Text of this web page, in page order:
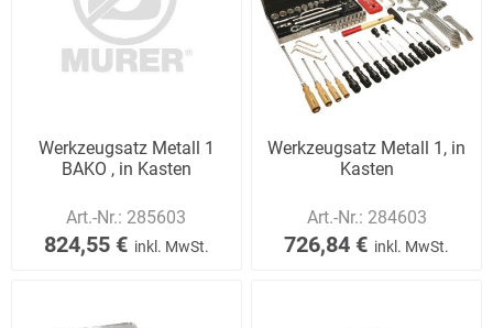
Werkzeugsatz Metall 1
BAKO , in Kasten
Art.-Nr.: 285603
824,55 € inkl. MwSt.
Werkzeugsatz Metall 1, in
Kasten
Art.-Nr.: 284603
726,84 € inkl. MwSt.